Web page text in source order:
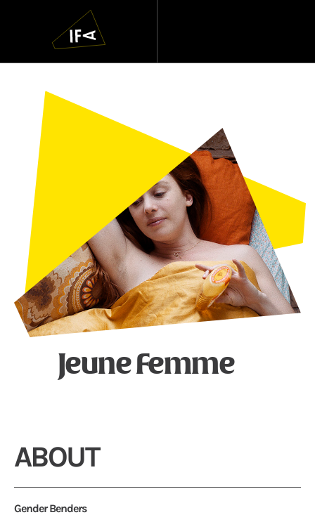
Navigatie
overslaan
Jeune Femme
ABOUT
Gender Benders